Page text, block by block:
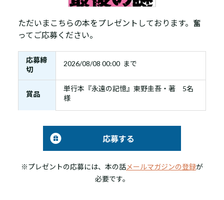
ただいまこちらの本をプレゼントしております。奮
ってご応募ください。
応募締
切
2026/08/08 00:00 まで
賞品
単行本『永遠の記憶』東野圭吾・著 5名
様
応募する
※プレゼントの応募には、本の話メールマガジンの登録が
必要です。